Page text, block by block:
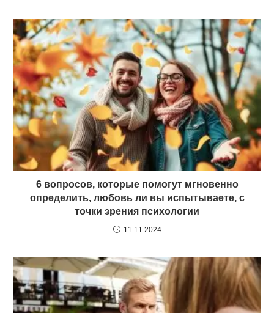
6 вопросов, которые помогут мгновенно
определить, любовь ли вы испытываете, с
точки зрения психологии
11.11.2024